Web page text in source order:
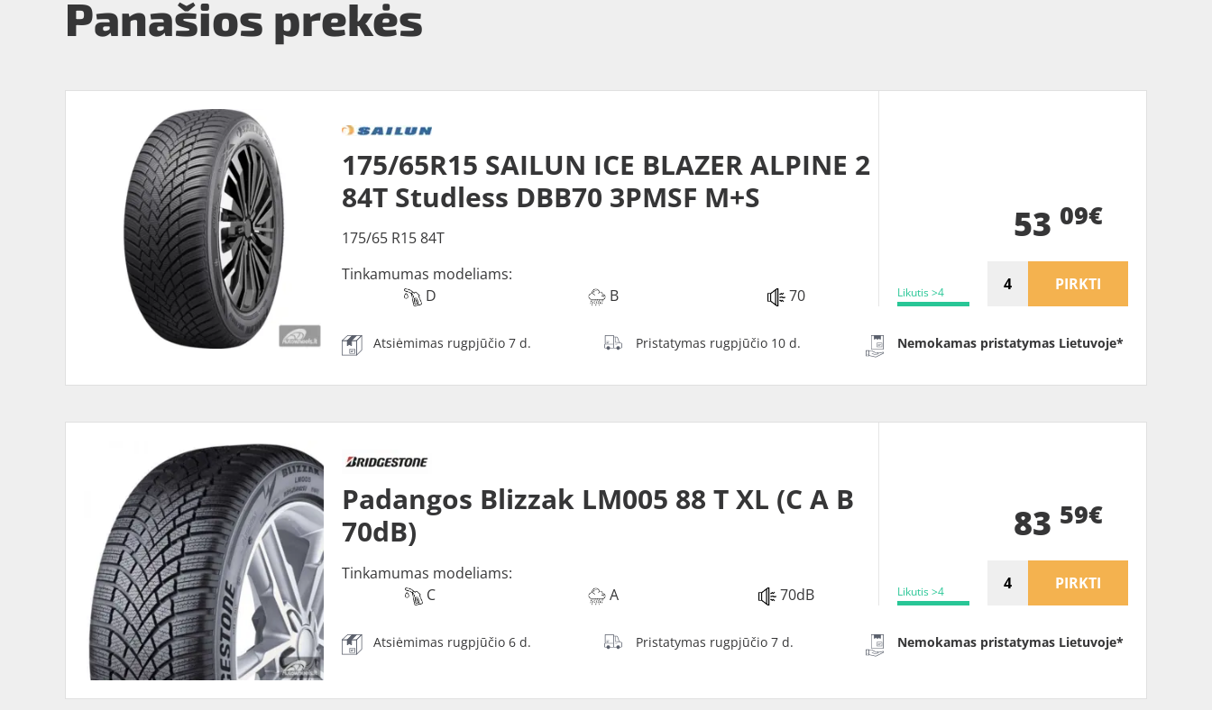
Panašios prekės
175/65R15 SAILUN ICE BLAZER ALPINE 2
84T Studless DBB70 3PMSF M+S
175/65 R15 84T
Tinkamumas modeliams:
D
B 70 Likutis >4
53 09€
PIRKTI
Atsiėmimas rugpjūčio 7 d. Pristatymas rugpjūčio 10 d. Nemokamas pristatymas Lietuvoje*
Padangos Blizzak LM005 88 T XL (C A B
70dB)
Tinkamumas modeliams:
C
A 70dB Likutis >4
83 59€
PIRKTI
Atsiėmimas rugpjūčio 6 d. Pristatymas rugpjūčio 7 d. Nemokamas pristatymas Lietuvoje*